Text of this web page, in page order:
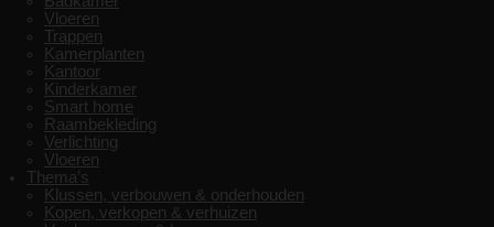
Vloeren
Trappen
Kamerplanten
Kantoor
Kinderkamer
Smart home
Raambekleding
Verlichting
Vloeren
Thema’s
Klussen, verbouwen & onderhouden
Kopen, verkopen & verhuizen